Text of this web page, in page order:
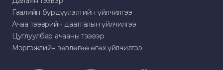
Гаалийн бүрдүүлэлтийн үйлчилгээ
Ачаа тээврийн даатгалын үйлчилгээ
Цуглуулбар ачааны тээвэр
Мэргэжлийн зөвлөгөө өгөх үйлчилгээ